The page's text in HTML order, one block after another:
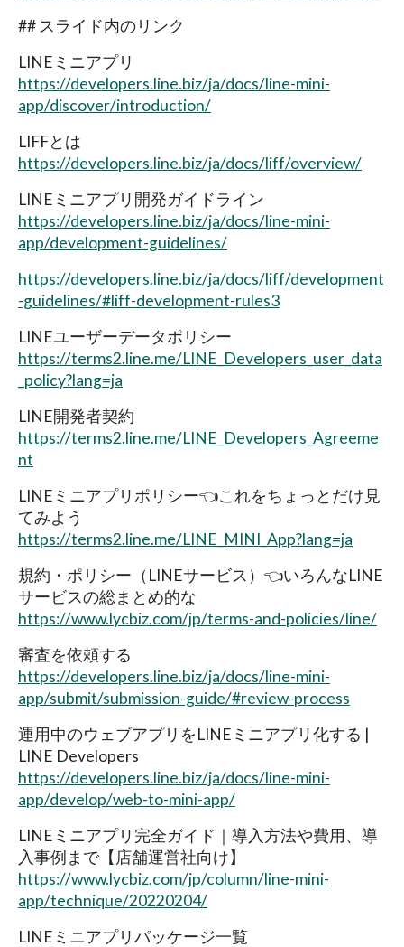
## スライド内のリンク
LINEミニアプリ
https://developers.line.biz/ja/docs/line-mini-
app/discover/introduction/
LIFFとは
https://developers.line.biz/ja/docs/liff/overview/
LINEミニアプリ開発ガイドライン
https://developers.line.biz/ja/docs/line-mini-
app/development-guidelines/
https://developers.line.biz/ja/docs/liff/development
-guidelines/#liff-development-rules3
LINEユーザーデータポリシー
https://terms2.line.me/LINE_Developers_user_data
_policy?lang=ja
LINE開発者契約
https://terms2.line.me/LINE_Developers_Agreeme
nt
LINEミニアプリポリシー👈これをちょっとだけ見
てみよう
https://terms2.line.me/LINE_MINI_App?lang=ja
規約・ポリシー（LINEサービス）👈いろんなLINE
サービスの総まとめ的な
https://www.lycbiz.com/jp/terms-and-policies/line/
審査を依頼する
https://developers.line.biz/ja/docs/line-mini-
app/submit/submission-guide/#review-process
運用中のウェブアプリをLINEミニアプリ化する |
LINE Developers
https://developers.line.biz/ja/docs/line-mini-
app/develop/web-to-mini-app/
LINEミニアプリ完全ガイド｜導入方法や費用、導
入事例まで【店舗運営社向け】
https://www.lycbiz.com/jp/column/line-mini-
app/technique/20220204/
LINEミニアプリパッケージ一覧